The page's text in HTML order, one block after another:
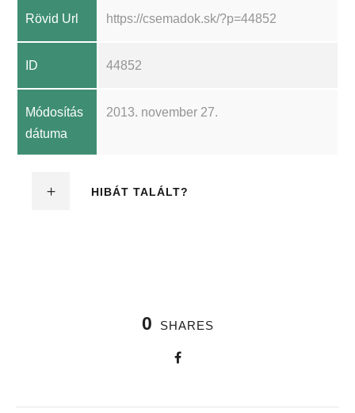
Rövid Url https://csemadok.sk/?p=44852
ID 44852
Módosítás
dátuma
2013. november 27.
HIBÁT TALÁLT?
0 SHARES